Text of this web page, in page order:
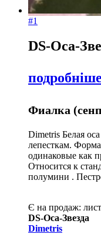
#1
DS-Оса-
Фиалка
Dimetris Белая
лепесткам.
одинаковые как
Относится к
полумини .
Є на продаж: лист
DS-Оса-Звезда
Dimetris